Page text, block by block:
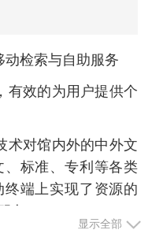
动检索与自助服务
有效的为用户提供个
术对馆内外的中外文
、标准、专利等各类
端上实现了资源的
显示全部